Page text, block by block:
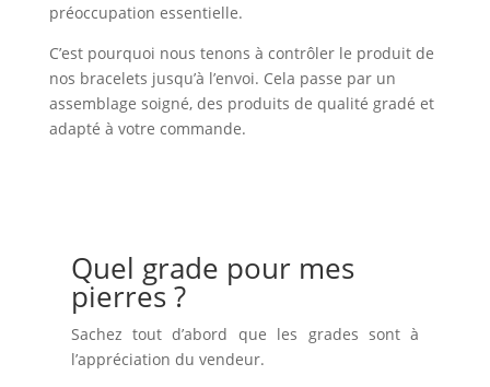
préoccupation essentielle.
C’est pourquoi nous tenons à contrôler le produit de
nos bracelets jusqu’à l’envoi. Cela passe par un
assemblage soigné, des produits de qualité gradé et
adapté à votre commande.
Quel grade pour mes
pierres ?
Sachez tout d’abord que les grades sont à
l’appréciation du vendeur.